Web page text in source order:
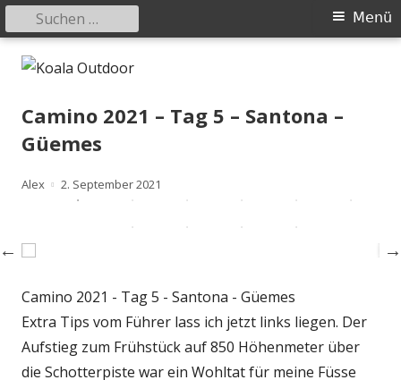
SpringeKoala Outdoor
Hier ist eine Übersicht meiner Wander- und Trekkingtouren
Primäres
Menü
Menü
Suchen
nach:
Camino 2021 – Tag 5 – Santona –
Güemes
Autor
Alex
Veröffentlicht
2. September 2021
Camino 2021 - Tag 5 - Santona - Güemes
Extra Tips vom Führer lass ich jetzt links liegen. Der
Aufstieg zum Frühstück auf 850 Höhenmeter über
die Schotterpiste war ein Wohltat für meine Füsse